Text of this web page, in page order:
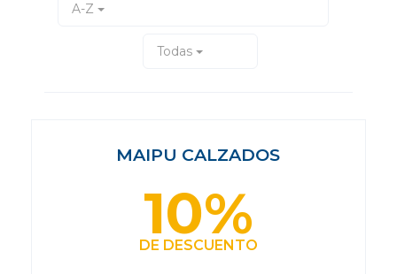
A-Z
Todas
MAIPU CALZADOS
10%
DE DESCUENTO